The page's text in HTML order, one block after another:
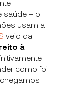
saúde – o
usam a
veio da
à
como foi